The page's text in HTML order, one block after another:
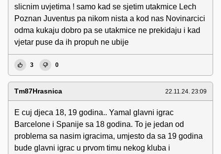
slicnim uvjetima ! samo kad se sjetim utakmice Lech
Poznan Juventus pa nikom nista a kod nas Novinarcici
odma kukaju dobro pa se utakmice ne prekidaju i kad
vjetar puse da ih propuh ne ubije
3 0
Tm87Hrasnica 22.11.24. 23:09
E cuj djeca 18, 19 godina.. Yamal glavni igrac
Barcelone i Spanije sa 18 godina. To je jedan od
problema sa nasim igracima, umjesto da sa 19 godina
bude glavni igrac u prvom timu nekog kluba i